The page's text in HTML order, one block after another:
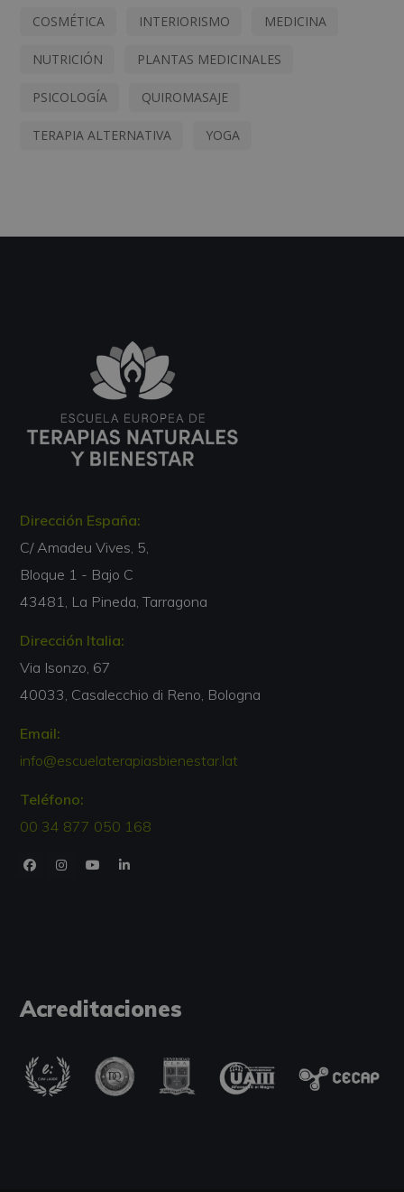
COSMÉTICA INTERIORISMO MEDICINA
NUTRICIÓN PLANTAS MEDICINALES
PSICOLOGÍA QUIROMASAJE
TERAPIA ALTERNATIVA YOGA
Dirección España:
C/ Amadeu Vives, 5,
Bloque 1 - Bajo C
43481, La Pineda, Tarragona
Dirección Italia:
Via Isonzo, 67
40033, Casalecchio di Reno, Bologna
Email:
info@escuelaterapiasbienestar.lat
Teléfono:
00 34 877 050 168
Acreditaciones